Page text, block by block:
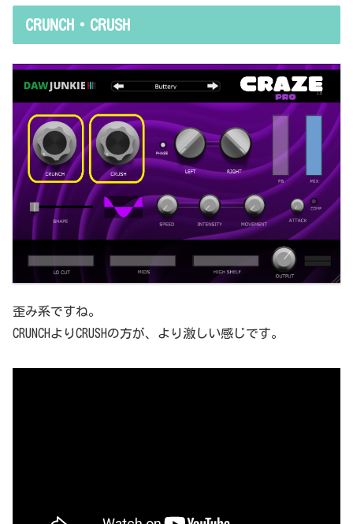
で基本的なつまみに関する説明を毎回書くのも、それはそれで面倒く
CRUNCH・CRUSH
歪み系ですね。
CRUNCHよりCRUSHの方が、より激しい感じです。